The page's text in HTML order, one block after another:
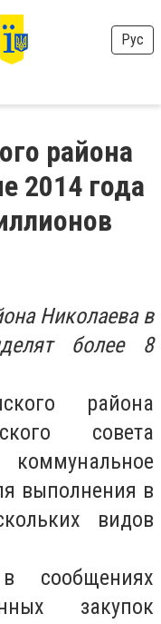
Рус
района
2014 года
Николаева в
более 8
района
совета
выполнения в
видов
сообщениях
закупок